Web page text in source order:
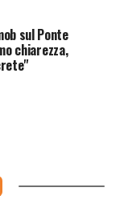
sul Ponte
chiarezza,